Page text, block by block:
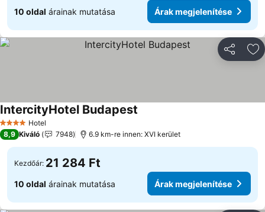
10 oldal árainak mutatása Árak megjelenítése
4 KategóriaHotel
IntercityHotel Budapest
8,9 Kiváló 7948 6.9 km-re innen: XVI kerület
Kezdőár: 21 284 Ft
10 oldal árainak mutatása Árak megjelenítése